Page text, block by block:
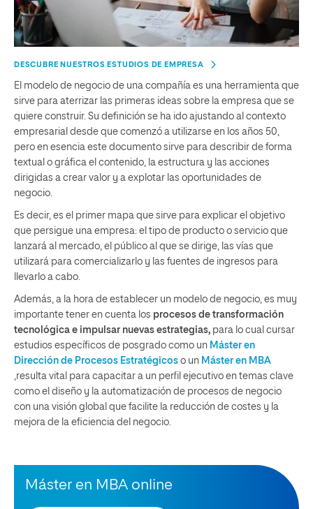
DESCUBRE NUESTROS ESTUDIOS DE EMPRESA
El modelo de negocio de una compañía es una herramienta que
sirve para aterrizar las primeras ideas sobre la empresa que se
quiere construir. Su definición se ha ido ajustando al contexto
empresarial desde que comenzó a utilizarse en los años 50,
pero en esencia este documento sirve para describir de forma
textual o gráfica el contenido, la estructura y las acciones
dirigidas a crear valor y a explotar las oportunidades de
negocio.
Es decir, es el primer mapa que sirve para explicar el objetivo
que persigue una empresa: el tipo de producto o servicio que
lanzará al mercado, el público al que se dirige, las vías que
utilizará para comercializarlo y las fuentes de ingresos para
llevarlo a cabo.
Además, a la hora de establecer un modelo de negocio, es muy
importante tener en cuenta los procesos de transformación
tecnológica e impulsar nuevas estrategias, para lo cual cursar
estudios específicos de posgrado como un Máster en
Dirección de Procesos Estratégicos o un Máster en MBA
,resulta vital para capacitar a un perfil ejecutivo en temas clave
como el diseño y la automatización de procesos de negocio
con una visión global que facilite la reducción de costes y la
mejora de la eficiencia del negocio.
Máster en MBA online